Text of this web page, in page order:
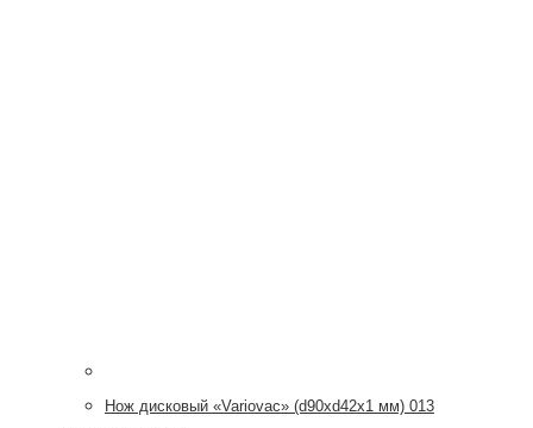
Нож дисковый «Variovac» (d90хd42x1 мм) 013